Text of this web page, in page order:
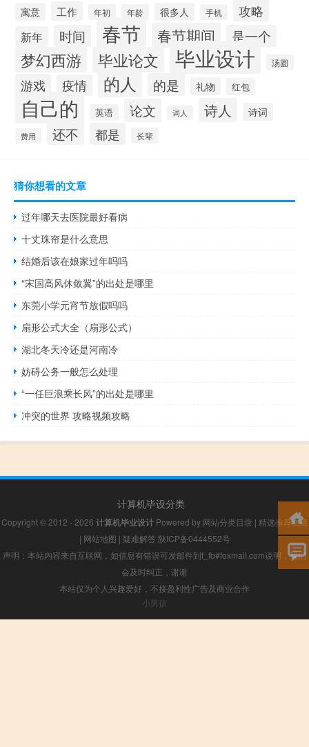
寓意 工作 年初 年龄 很多人 手机 攻略
新年 时间 春节 春节期间 是一个
梦幻西游 毕业论文 毕业设计 汤圆
游戏 疫情 的人 的是 礼物 红包
自己的 英语 论文 词人 诗人 诗词
费用 还不 都是 长辈
猜你想看的文章
过年哪天去医院最好看病
十丈珠帘是什么意思
结婚后该在娘家过年吗吗
“宋国高风休敛翼”的出处是哪里
东莞小学元宵节放假吗吗
扇形公式大全（扇形公式）
湖北冬天冷还是河南冷
妨碍公务一般怎么处理
“一任巨浪乘长风”的出处是哪里
冲突的世界 攻略视频攻略
计算机毕设分类
Copyright © 2012 - 2026 计算机毕业设计Powered by 网站分类目录 | 精选推荐文章
| 网站地图 | 疑难解答 陕ICP备0444552号
声明：本站内容来自互联网，如信息有错误可发邮件到f_fb#foxmail.com说明，我们
会及时纠正，谢谢
本站仅为个人兴趣爱好，不接盈利性广告及商业合作
小男孩